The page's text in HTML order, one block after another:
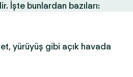
İşte bunlardan bazıları:
yürüyüş gibi açık havada